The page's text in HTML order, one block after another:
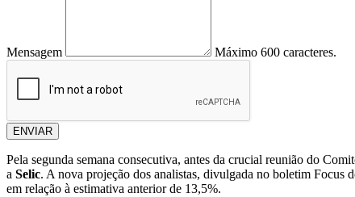
Mensagem Máximo 600 caracteres.
ENVIAR
Pela segunda semana consecutiva, antes da crucial reunião do
a Selic. A nova projeção dos analistas, divulgada no boletim Focus
em relação à estimativa anterior de 13,5%.